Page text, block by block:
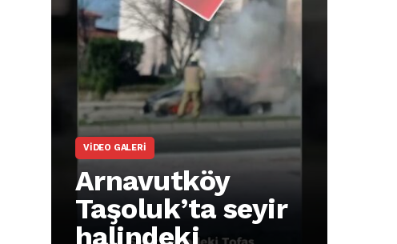
VIDEO GALERI
Arnavutköy
Taşoluk’ta seyir
halindeki